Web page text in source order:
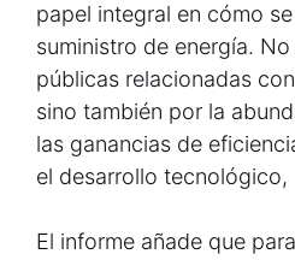
papel integral en cómo
suministro de energía.
públicas relacionadas
sino también por la
las ganancias de
el desarrollo tecnológico,
El informe añade que